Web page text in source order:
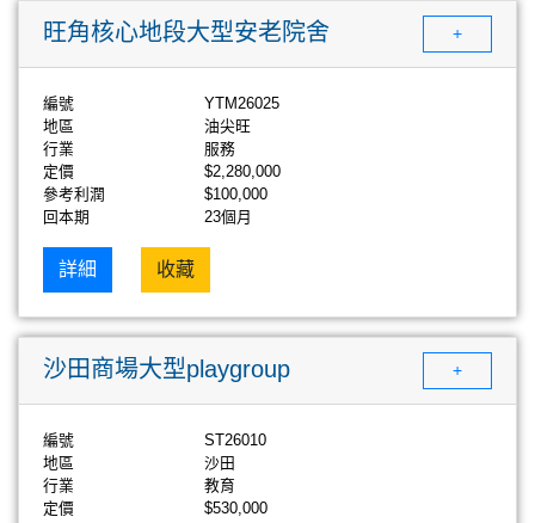
旺角核心地段大型安老院舍 +
編號
YTM26025
地區
油尖旺
行業
服務
定價
$2,280,000
參考利潤
$100,000
回本期
23個月
詳細 收藏
沙田商場大型playgroup +
編號
ST26010
地區
沙田
行業
教育
定價
$530,000